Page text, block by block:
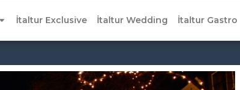
İtaltur Exclusive İtaltur Wedding İtaltur Gastro